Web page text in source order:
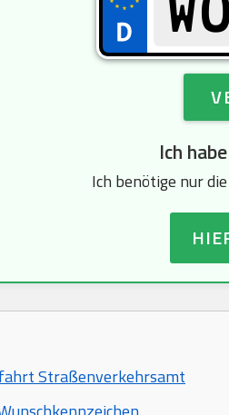
Ich
Ich benötige nur
Straßenverkehrsamt